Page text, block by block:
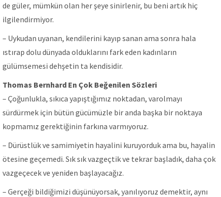
de güler, mümkün olan her şeye sinirlenir, bu beni artık hiç
ilgilendirmiyor.
– Uykudan uyanan, kendilerini kayıp sanan ama sonra hala
ıstırap dolu dünyada olduklarını fark eden kadınların
gülümsemesi dehşetin ta kendisidir.
Thomas Bernhard En Çok Beğenilen Sözleri
– Çoğunlukla, sıkıca yapıştığımız noktadan, varolmayı
sürdürmek için bütün gücümüzle bir anda başka bir noktaya
kopmamız gerektiğinin farkına varmıyoruz.
– Dürüstlük ve samimiyetin hayalini kuruyorduk ama bu, hayalin
ötesine geçemedi. Sık sık vazgeçtik ve tekrar başladık, daha çok
vazgeçecek ve yeniden başlayacağız.
– Gerçeği bildiğimizi düşünüyorsak, yanılıyoruz demektir, aynı